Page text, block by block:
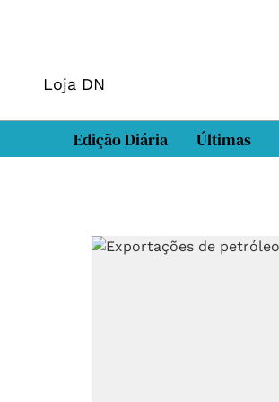
Loja DN
Edição Diária Últimas